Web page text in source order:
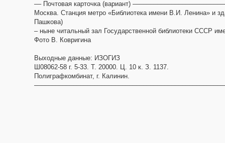
–– Почтовая карточка (вариант)
Москва. Станция метро «Библиотека имени В.И. Ленина» и
Пашкова)
– ныне читальный зал Государственной библиотеки СССР
Фото В. Ковригина
Выходные данные: ИЗОГИЗ
Ш08062-58 г. 5-33. Т. 20000. Ц. 10 к. З. 1137.
Полиграфкомбинат, г. Калинин.